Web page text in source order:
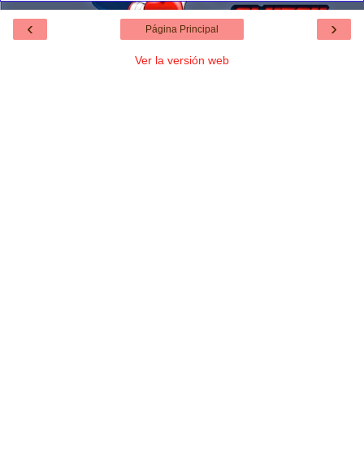
‹ ›
Página Principal
Ver la versión web